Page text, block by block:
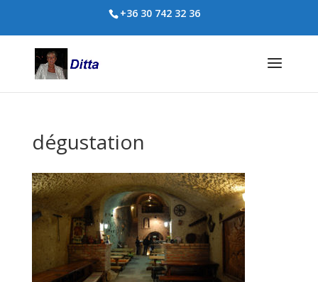
+36 30 742 32 36
dégustation